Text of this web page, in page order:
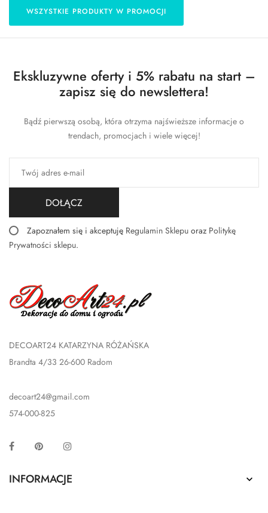
WSZYSTKIE PRODUKTY W PROMOCJI
Ekskluzywne oferty i 5% rabatu na start –
zapisz się do newslettera!
Bądź pierwszą osobą, która otrzyma najświeższe informacje o
trendach, promocjach i wiele więcej!
DOŁĄCZ
Zapoznałem się i akceptuję Regulamin Sklepu oraz Politykę
Prywatności sklepu.
DECOART24 KATARZYNA RÓŻAŃSKA
Brandta 4/33 26-600 Radom
decoart24@gmail.com
574-000-825
Facebook Pinterest
INFORMACJE 